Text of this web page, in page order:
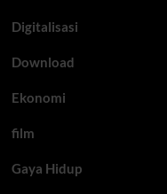
Digitalisasi
Download
Ekonomi
film
Gaya Hidup